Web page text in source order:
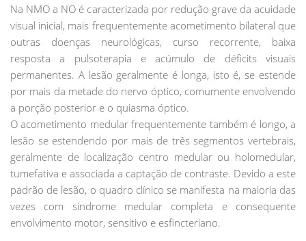
Na NMO a NO é caracterizada por redução grave da acuidade
visual inicial, mais frequentemente acometimento bilateral que
outras doenças neurológicas, curso recorrente, baixa
resposta a pulsoterapia e acúmulo de déficits visuais
permanentes. A lesão geralmente é longa, isto é, se estende
por mais da metade do nervo óptico, comumente envolvendo
a porção posterior e o quiasma óptico.
O acometimento medular frequentemente também é longo, a
lesão se estendendo por mais de três segmentos vertebrais,
geralmente de localização centro medular ou holomedular,
tumefativa e associada a captação de contraste. Devido a este
padrão de lesão, o quadro clínico se manifesta na maioria das
vezes com síndrome medular completa e consequente
envolvimento motor, sensitivo e esfincteriano.